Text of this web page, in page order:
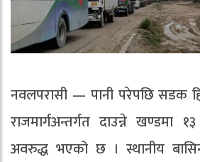
नवलपरासी — पानी परेपछि सडक
राजमार्गअन्तर्गत दाउन्ने खण्डमा
अवरुद्ध भएको छ । स्थानीय